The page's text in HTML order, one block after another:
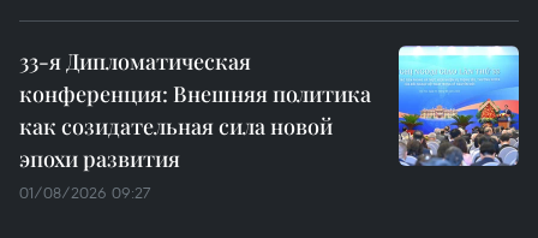
33-я Дипломатическая
конференция: Внешняя политика
как созидательная сила новой
эпохи развития
01/08/2026 09:27